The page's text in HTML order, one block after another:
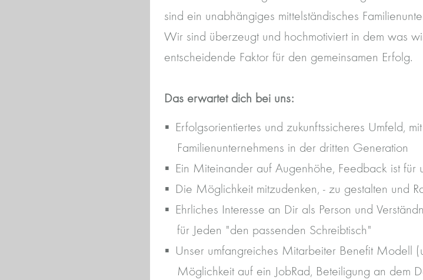
sind ein unabhängiges mittelständisches
Wir sind überzeugt und hochmotiviert in dem was
entscheidende Faktor für den gemeinsamen Erfolg.
Das erwartet dich bei uns:
Erfolgsorientiertes und zukunftssicheres Umfeld,
Familienunternehmens in der dritten Generation
Ein Miteinander auf Augenhöhe, Feedback ist für
Die Möglichkeit mitzudenken, - zu gestalten und
Ehrliches Interesse an Dir als Person und
für Jeden "den passenden Schreibtisch"
Unser umfangreiches Mitarbeiter Benefit Modell
Möglichkeit auf ein JobRad, Beteiligung an dem